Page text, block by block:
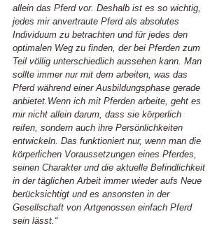
allein das Pferd vor. Deshalb ist es so wichtig,
jedes mir anvertraute Pferd als absolutes
Individuum zu betrachten und für jedes den
optimalen Weg zu finden, der bei Pferden zum
Teil völlig unterschiedlich aussehen kann. Man
sollte immer nur mit dem arbeiten, was das
Pferd während einer Ausbildungsphase gerade
anbietet.Wenn ich mit Pferden arbeite, geht es
mir nicht allein darum, dass sie körperlich
reifen, sondern auch ihre Persönlichkeiten
entwickeln. Das funktioniert nur, wenn man die
körperlichen Voraussetzungen eines Pferdes,
seinen Charakter und die aktuelle Befindlichkeit
in der täglichen Arbeit immer wieder aufs Neue
berücksichtigt und es ansonsten in der
Gesellschaft von Artgenossen einfach Pferd
sein lässt.“